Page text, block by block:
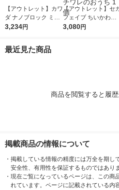
【アウトレット】カワ
ダ ナノブロック ミニ
ナノ ちいかわ（BO
3,234円
【アウトレット】セ
フェイブ ちいかわ
あそびにおいでよ！お
3,080円
最近見た商品
商品を閲覧すると履
掲載商品の情報について
・ 掲載している情報の精度には万全を期し
安全性、有用性を保証するものではあり
・ 現在ご覧になっているページは、この商
れています。ページに記載されている内